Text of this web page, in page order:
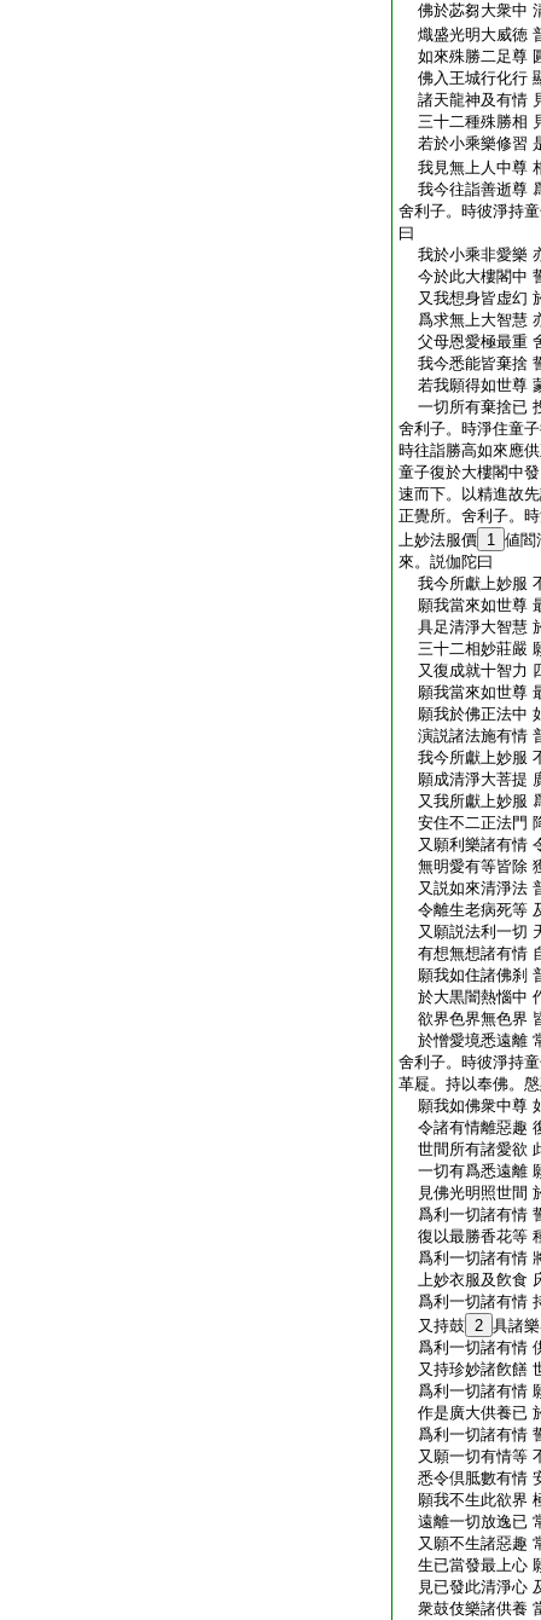
佛於苾芻大衆中
熾盛光明大威徳
如來殊勝二足尊
佛入王城行化行
諸天龍神及有情
三十二種殊勝相
若於小乘樂修習
我見無上人中尊
我今往詣善逝尊
舍利子。時彼淨持
曰
我於小乘非愛樂
今於此大樓閣中
又我想身皆虚幻
爲求無上大智慧
父母恩愛極最重
我今悉能皆棄捨
若我願得如世尊
一切所有棄捨已
舍利子。時淨住童
時往詣勝高如來應
童子復於大樓閣中
速而下。以精進故
正覺所。舍利子。
上妙法服價 1 値閻
來。説伽陀曰
我今所獻上妙服
願我當來如世尊
具足清淨大智慧
三十二相妙莊嚴
又復成就十智力
願我當來如世尊
願我於佛正法中
演説諸法施有情
我今所獻上妙服
願成清淨大菩提
又我所獻上妙服
安住不二正法門
又願利樂諸有情
無明愛有等皆除
又説如來清淨法
令離生老病死等
又願説法利一切
有想無想諸有情
願我如住諸佛刹
於大黒闇熱惱中
欲界色界無色界
於憎愛境悉遠離
舍利子。時彼淨持
革屣。持以奉佛。
願我如佛衆中尊
令諸有情離惡趣
世間所有諸愛欲
一切有爲悉遠離
見佛光明照世間
爲利一切諸有情
復以最勝香花等
爲利一切諸有情
上妙衣服及飮食
爲利一切諸有情
又持鼓 2 具諸
爲利一切諸有情
又持珍妙諸飮饍
爲利一切諸有情
作是廣大供養已
爲利一切諸有情
又願一切有情等
悉令倶胝數有情
願我不生此欲界
遠離一切放逸已
又願不生諸惡趣
生已當發最上心
見已發此清淨心
衆鼓伎樂諸供養